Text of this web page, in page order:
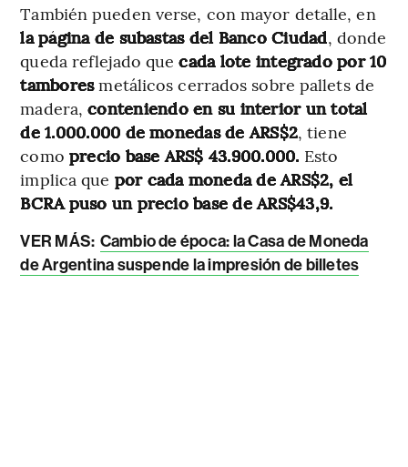
También pueden verse, con mayor detalle, en
la página de subastas del Banco Ciudad, donde
queda reflejado quecada lote integrado por 10
tamboresmetálicos cerrados sobre pallets de
madera,conteniendo en su interior un total
de 1.000.000 de monedas de ARS$2, tiene
como precio base ARS$ 43.900.000. Esto
implica que por cada moneda de ARS$2, el
BCRA puso un precio base de ARS$43,9.
VER MÁS: Cambio de época: la Casa de Moneda
de Argentina suspende la impresión de billetes